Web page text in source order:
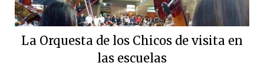
La Orquesta de los Chicos de visita en
las escuelas